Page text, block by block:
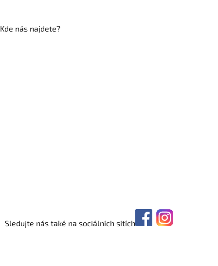
Kde nás najdete?
Sledujte nás také na sociálních sítích